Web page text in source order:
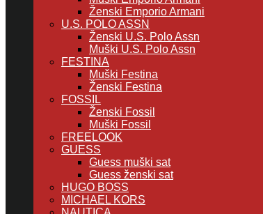
Ženski Emporio Armani
U.S. POLO ASSN
Ženski U.S. Polo Assn
Muški U.S. Polo Assn
FESTINA
Muški Festina
Ženski Festina
FOSSIL
Ženski Fossil
Muški Fossil
FREELOOK
GUESS
Guess muški sat
Guess ženski sat
HUGO BOSS
MICHAEL KORS